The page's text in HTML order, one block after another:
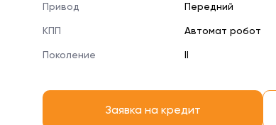
Привод Передний
КПП Автомат робот
Поколение II
Заявка на кредит